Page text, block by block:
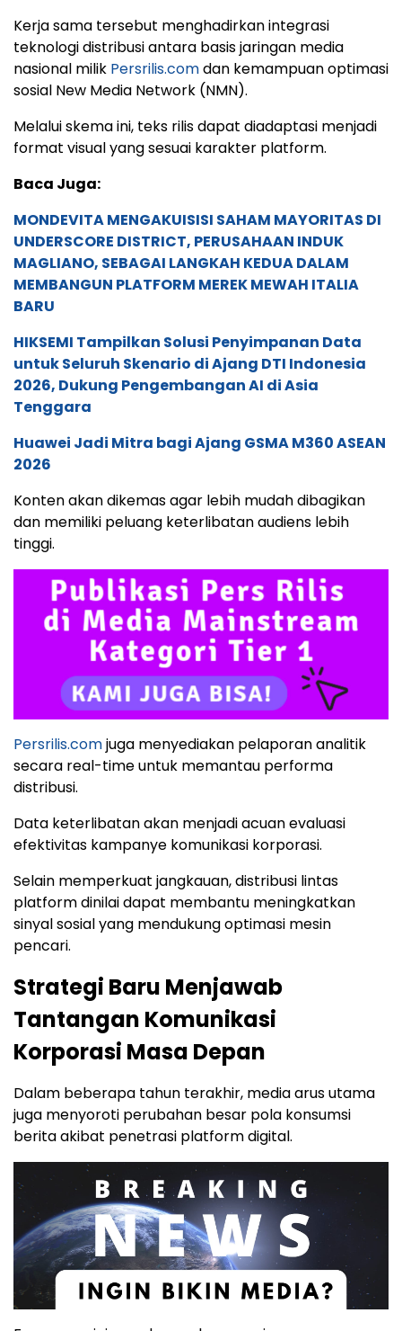
Kerja sama tersebut menghadirkan integrasi
teknologi distribusi antara basis jaringan media
nasional milik Persrilis.comdan kemampuan optimasi
sosial New Media Network (NMN).
Melalui skema ini, teks rilis dapat diadaptasi menjadi
format visual yang sesuai karakter platform.
Baca Juga:
MONDEVITA MENGAKUISISI SAHAM MAYORITAS DI
UNDERSCORE DISTRICT, PERUSAHAAN INDUK
MAGLIANO, SEBAGAI LANGKAH KEDUA DALAM
MEMBANGUN PLATFORM MEREK MEWAH ITALIA
BARU
HIKSEMI Tampilkan Solusi Penyimpanan Data
untuk Seluruh Skenario di Ajang DTI Indonesia
2026, Dukung Pengembangan AI di Asia
Tenggara
Huawei Jadi Mitra bagi Ajang GSMA M360 ASEAN
2026
Konten akan dikemas agar lebih mudah dibagikan
dan memiliki peluang keterlibatan audiens lebih
tinggi.
Persrilis.comjuga menyediakan pelaporan analitik
secara real-time untuk memantau performa
distribusi.
Data keterlibatan akan menjadi acuan evaluasi
efektivitas kampanye komunikasi korporasi.
Selain memperkuat jangkauan, distribusi lintas
platform dinilai dapat membantu meningkatkan
sinyal sosial yang mendukung optimasi mesin
pencari.
Strategi Baru Menjawab
Tantangan Komunikasi
Korporasi Masa Depan
Dalam beberapa tahun terakhir, media arus utama
juga menyoroti perubahan besar pola konsumsi
berita akibat penetrasi platform digital.